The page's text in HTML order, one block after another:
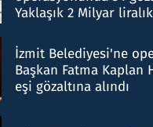
Yaklaşık 2 Milyar
İzmit Belediyesi'ne
Başkan Fatma Kaplan
eşi gözaltına alındı